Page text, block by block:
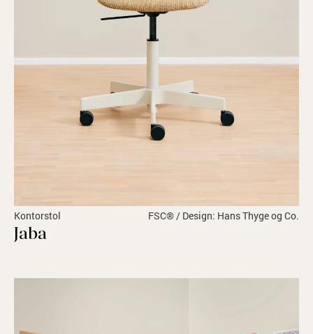
Kontorstol FSC® / Design: Hans Thyge og Co.
Jaba